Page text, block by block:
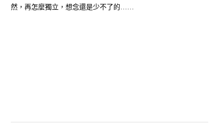
然，再怎麼獨立，想念還是少不了的……